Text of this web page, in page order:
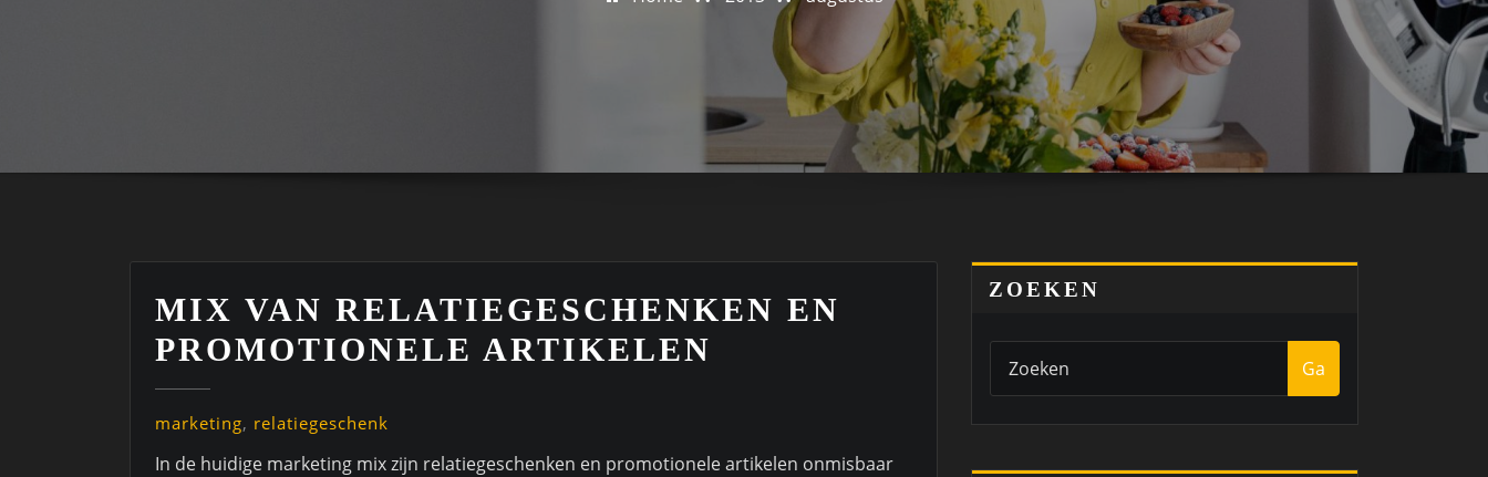
MIX VAN RELATIEGESCHENKEN EN
PROMOTIONELE ARTIKELEN
marketing, relatiegeschenk
In de huidige marketing mix zijn relatiegeschenken en promotionele artikelen onmisbaar
ZOEKEN
Ga